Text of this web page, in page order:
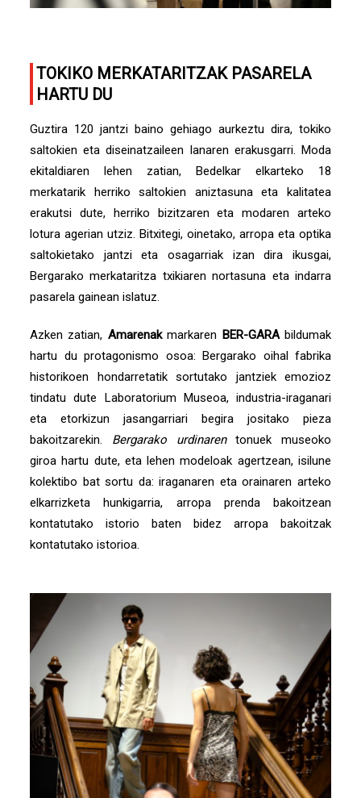
TOKIKO MERKATARITZAK PASARELA
HARTU DU
Guztira 120 jantzi baino gehiago aurkeztu dira, tokiko
saltokien eta diseinatzaileen lanaren erakusgarri. Moda
ekitaldiaren lehen zatian, Bedelkar elkarteko 18
merkatarik herriko saltokien aniztasuna eta kalitatea
erakutsi dute, herriko bizitzaren eta modaren arteko
lotura agerian utziz. Bitxitegi, oinetako, arropa eta optika
saltokietako jantzi eta osagarriak izan dira ikusgai,
Bergarako merkataritza txikiaren nortasuna eta indarra
pasarela gainean islatuz.
Azken zatian, Amarenakmarkaren BER-GARAbildumak
hartu du protagonismo osoa: Bergarako oihal fabrika
historikoen hondarretatik sortutako jantziek emozioz
tindatu dute Laboratorium Museoa, industria-iraganari
eta etorkizun jasangarriari begira jositako pieza
bakoitzarekin. Bergarako urdinarentonuek museoko
giroa hartu dute, eta lehen modeloak agertzean, isilune
kolektibo bat sortu da: iraganaren eta orainaren arteko
elkarrizketa hunkigarria, arropa prenda bakoitzean
kontatutako istorio baten bidez arropa bakoitzak
kontatutako istorioa.